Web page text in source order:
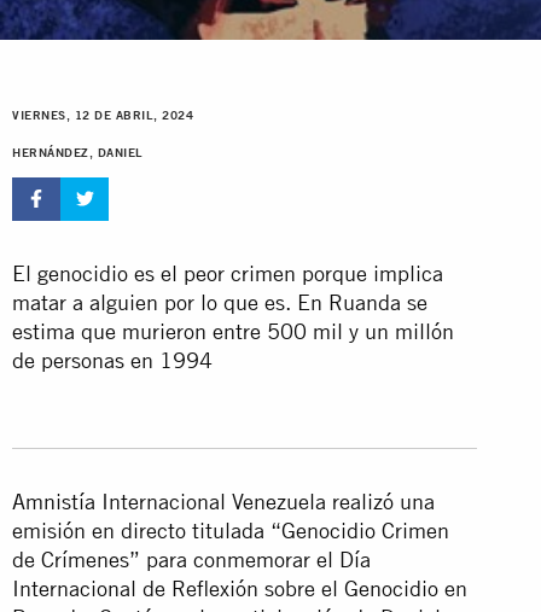
VIERNES, 12 DE ABRIL, 2024
HERNÁNDEZ, DANIEL
El genocidio es el peor crimen porque implica
matar a alguien por lo que es. En Ruanda se
estima que murieron entre 500 mil y un millón
de personas en 1994
Amnistía Internacional Venezuela realizó una
emisión en directo titulada “Genocidio Crimen
de Crímenes” para conmemorar el Día
Internacional de Reflexión sobre el Genocidio en